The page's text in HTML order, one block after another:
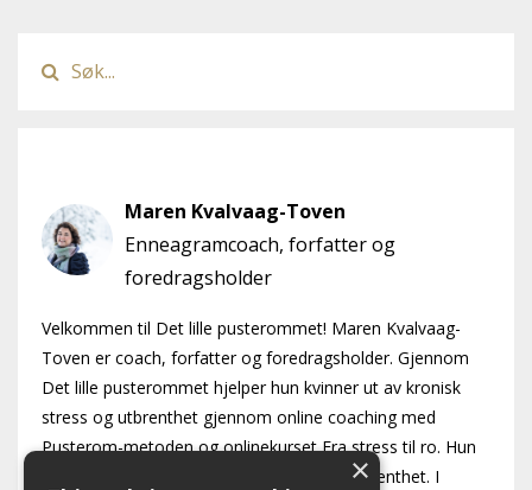
Maren Kvalvaag-Toven
Enneagramcoach, forfatter og
foredragsholder
Velkommen til Det lille pusterommet! Maren Kvalvaag-
Toven er coach, forfatter og foredragsholder. Gjennom
Det lille pusterommet hjelper hun kvinner ut av kronisk
stress og utbrenthet gjennom online coaching med
Pusterom-metoden og onlinekurset Fra stress til ro. Hun
er også forfatter av bestselgeren Ut av utbrenthet. I
×